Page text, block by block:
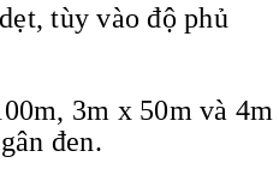
tùy vào độ phủ
3m x 50m và 4m
đen.